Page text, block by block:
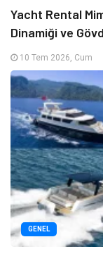
Yacht Rental
Dinamiği ve
10 Tem 2026, Cum
GENEL